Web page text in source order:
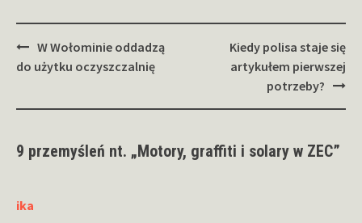
Zobacz
wpisy
W Wołominie oddadzą
do użytku oczyszczalnię
Kiedy polisa staje się
artykułem pierwszej
potrzeby?
9 przemyśleń nt. „Motory, graffiti i solary w ZEC”
ika